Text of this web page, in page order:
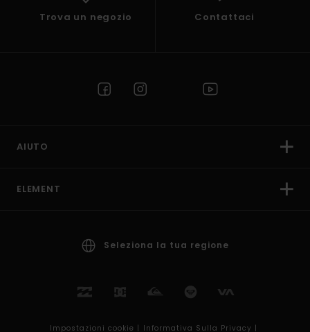
Trova un negozio Contattaci
AIUTO
ELEMENT
Seleziona la tua regione
Impostazioni cookie | Informativa Sulla Privacy |